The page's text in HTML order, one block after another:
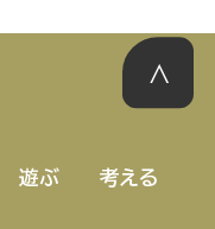
遊ぶ 考える